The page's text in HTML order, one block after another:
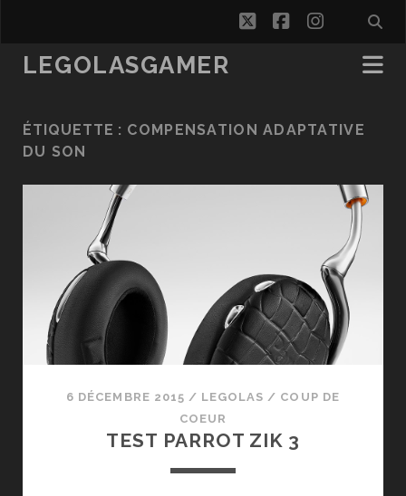
twitterfacebook
LEGOLASGAMER
ÉTIQUETTE : COMPENSATION ADAPTATIVE
DU SON
6 DÉCEMBRE 2015 / LEGOLAS / COUP DE
COEUR
TEST PARROT ZIK 3